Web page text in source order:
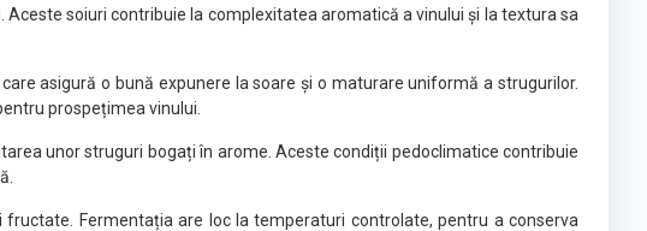
soiuri contribuie la complexitatea aromatică a vinului și la textura sa
asigură o bună expunere la soare și o maturare uniformă a strugurilor.
prospețimea vinului.
unor struguri bogați în arome. Aceste condiții pedoclimatice contribuie
Fermentația are loc la temperaturi controlate, pentru a conserva